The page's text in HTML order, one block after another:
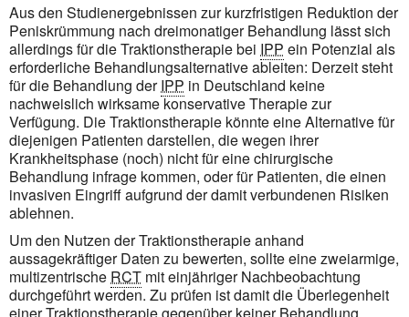
Aus den Studienergebnissen zur kurzfristigen Reduktion der
Peniskrümmung nach dreimonatiger Behandlung lässt sich
allerdings für die Traktionstherapie bei IPP ein Potenzial als
erforderliche Behandlungsalternative ableiten: Derzeit steht
für die Behandlung derIPP in Deutschland keine
nachweislich wirksame konservative Therapie zur
Verfügung. Die Traktionstherapie könnte eine Alternative für
diejenigen Patienten darstellen, die wegen ihrer
Krankheitsphase (noch) nicht für eine chirurgische
Behandlung infrage kommen, oder für Patienten, die einen
invasiven Eingriff aufgrund der damit verbundenen Risiken
ablehnen.
Um den Nutzen der Traktionstherapie anhand
aussagekräftiger Daten zu bewerten, sollte eine zweiarmige,
multizentrische RCT mit einjähriger Nachbeobachtung
durchgeführt werden. Zu prüfen ist damit die Überlegenheit
einer Traktionstherapie gegenüber keiner Behandlung